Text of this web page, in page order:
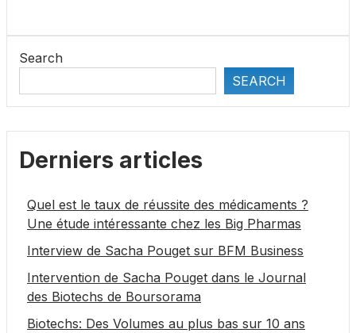
Search
SEARCH
Derniers articles
Quel est le taux de réussite des médicaments ?
Une étude intéressante chez les Big Pharmas
Interview de Sacha Pouget sur BFM Business
Intervention de Sacha Pouget dans le Journal
des Biotechs de Boursorama
Biotechs: Des Volumes au plus bas sur 10 ans